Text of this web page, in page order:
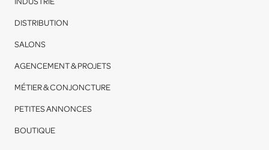
DISTRIBUTION
SALONS
AGENCEMENT & PROJETS
MÉTIER & CONJONCTURE
PETITES ANNONCES
BOUTIQUE